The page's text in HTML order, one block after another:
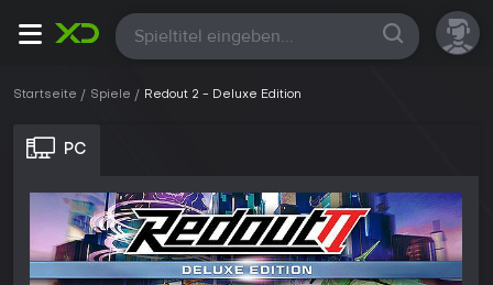
Alle
Startseite Spiele Redout 2 - Deluxe Edition
PC